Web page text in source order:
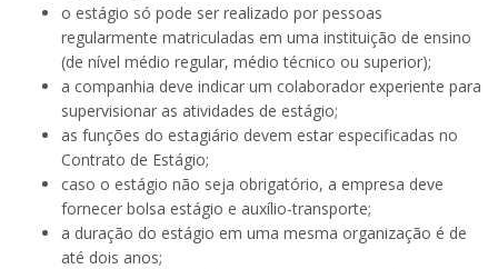
o estágio só pode ser realizado por pessoas
regularmente matriculadas em uma instituição de ensino
(de nível médio regular, médio técnico ou superior);
a companhia deve indicar um colaborador experiente para
supervisionar as atividades de estágio;
as funções do estagiário devem estar especificadas no
Contrato de Estágio;
caso o estágio não seja obrigatório, a empresa deve
fornecer bolsa estágio e auxílio-transporte;
a duração do estágio em uma mesma organização é de
até dois anos;